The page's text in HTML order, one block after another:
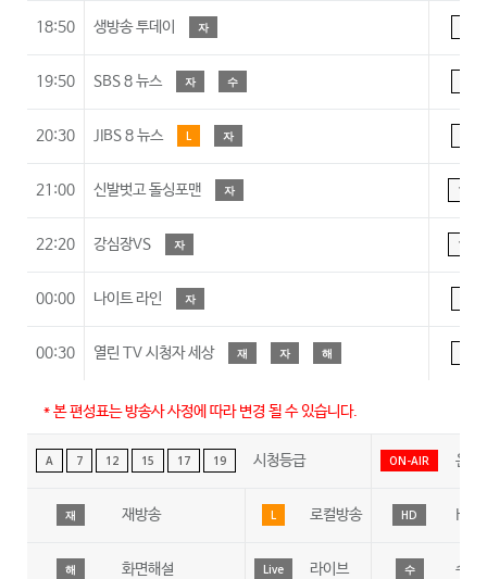
18:50 생방송 투데이 자
19:50 SBS 8 뉴스 자 수
20:30 JIBS 8 뉴스 L 자
21:00 신발벗고 돌싱포맨 자 15
22:20 강심장VS 자 15
00:00 나이트 라인 자
00:30 열린 TV 시청자 세상 재 자 해
* 본 편성표는 방송사 사정에 따라 변경 될 수 있습니다.
A 7 12 15 17 19 시청등급 ON-AIR 온에
재 재방송 L 로컬방송 HD HD
해 화면해설 Live 라이브 수 수어